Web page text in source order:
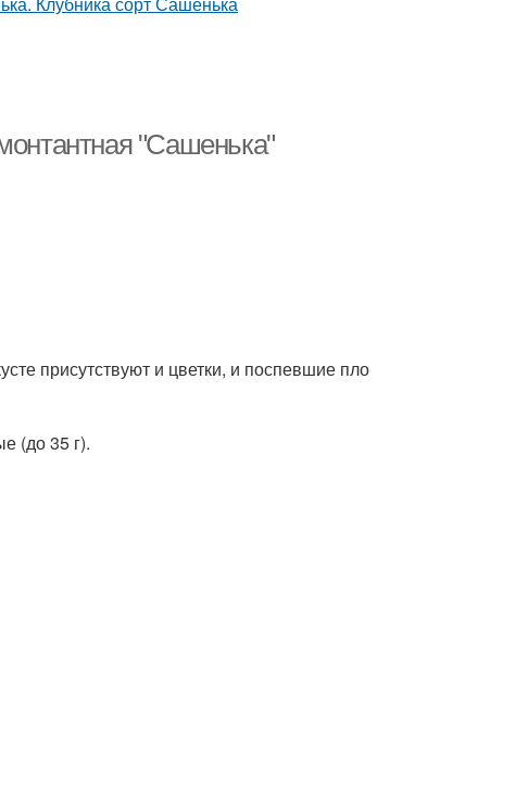
"Сашенька"
присутствуют и цветки, и поспевшие пло
(до 35 г).